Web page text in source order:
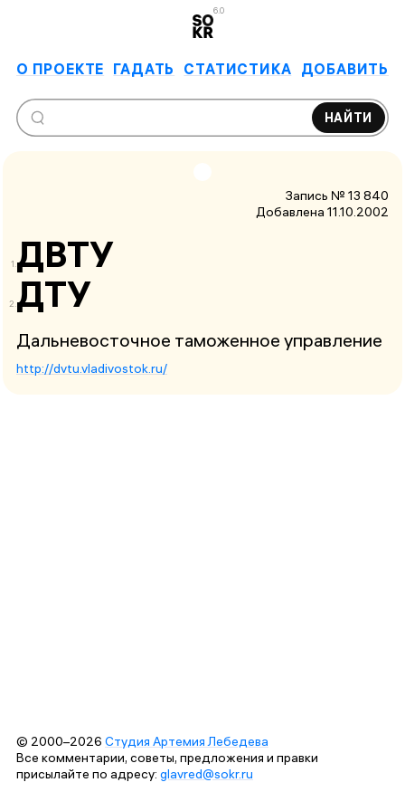
6.0
О ПРОЕКТЕ ГАДАТЬ СТАТИСТИКА ДОБАВИТЬ
НАЙТИ
Запись № 13 840
Добавлена 11.10.2002
ДВТУ
ДТУ
Дальневосточное таможенное управление
http://dvtu.vladivostok.ru/
© 2000–2026 Студия Артемия Лебедева
Все комментарии, советы, предложения и правки
присылайте по адресу: glavred@sokr.ru